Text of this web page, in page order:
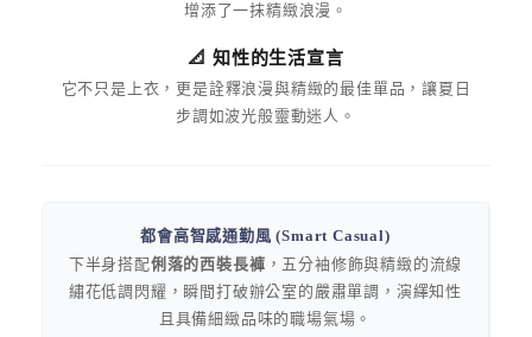
增添了一抹精緻浪漫。
📐 知性的生活宣言
它不只是上衣，更是詮釋浪漫與精緻的最佳單品，讓夏日
步調如波光般靈動迷人。
都會高智感通勤風 (Smart Casual)
下半身搭配俐落的西裝長褲 ，五分袖修飾與精緻的流線
繡花低調閃耀，瞬間打破辦公室的嚴肅單調，演繹知性
且具備細緻品味的職場氣場。